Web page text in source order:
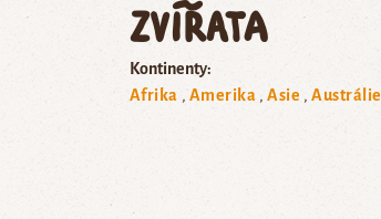
Zvířata
Kontinenty:
Afrika
Amerika Asie Austrálie